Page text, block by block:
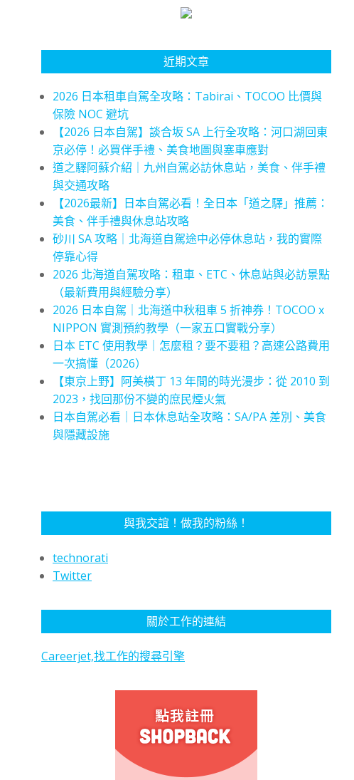
近期文章
2026 日本租車自駕全攻略：Tabirai、TOCOO 比價與
保險 NOC 避坑
【2026 日本自駕】談合坂 SA 上行全攻略：河口湖回東
京必停！必買伴手禮、美食地圖與塞車應對
道之驛阿蘇介紹｜九州自駕必訪休息站，美食、伴手禮
與交通攻略
【2026最新】日本自駕必看！全日本「道之驛」推薦：
美食、伴手禮與休息站攻略
砂川 SA 攻略｜北海道自駕途中必停休息站，我的實際
停靠心得
2026 北海道自駕攻略：租車、ETC、休息站與必訪景點
（最新費用與經驗分享）
2026 日本自駕｜北海道中秋租車 5 折神券！TOCOO x
NIPPON 實測預約教學（一家五口實戰分享）
日本 ETC 使用教學｜怎麼租？要不要租？高速公路費用
一次搞懂（2026）
【東京上野】阿美橫丁 13 年間的時光漫步：從 2010 到
2023，找回那份不變的庶民煙火氣
日本自駕必看｜日本休息站全攻略：SA/PA 差別、美食
與隱藏設施
與我交誼！做我的粉絲！
technorati
Twitter
關於工作的連結
Careerjet,找工作的搜尋引擎